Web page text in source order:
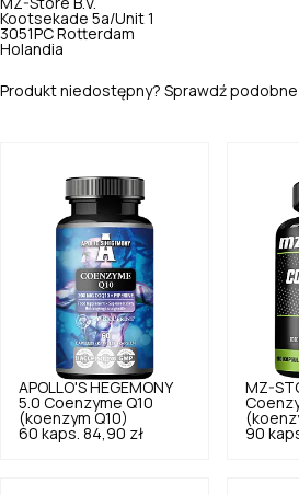
MZ-Store B.V.
Kootsekade 5a/Unit 1
3051PC Rotterdam
Holandia
Produkt niedostępny? Sprawdź
APOLLO'S HEGEMONY
5.0 Coenzyme Q10
(koenzym Q10)
60 kaps. 84,90 zł
MZ-
90